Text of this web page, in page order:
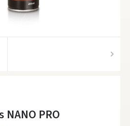
PRO